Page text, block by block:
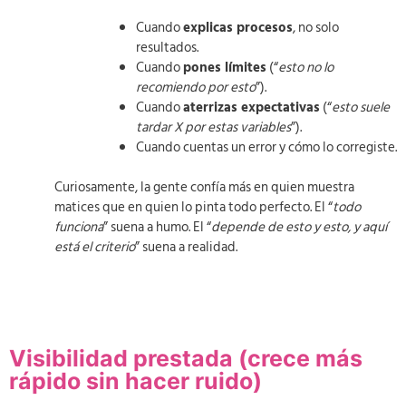
Cuandoexplicas procesos, no solo
resultados.
Cuandopones límites (“esto no lo
recomiendo por esto”).
Cuandoaterrizas expectativas (“esto suele
tardar X por estas variables”).
Cuando cuentas un error y cómo lo corregiste.
Curiosamente, la gente confía más en quien muestra
matices que en quien lo pinta todo perfecto. El “todo
funciona” suena a humo. El “depende de esto y esto, y aquí
está el criterio” suena a realidad.
Visibilidad prestada (crece más
rápido sin hacer ruido)